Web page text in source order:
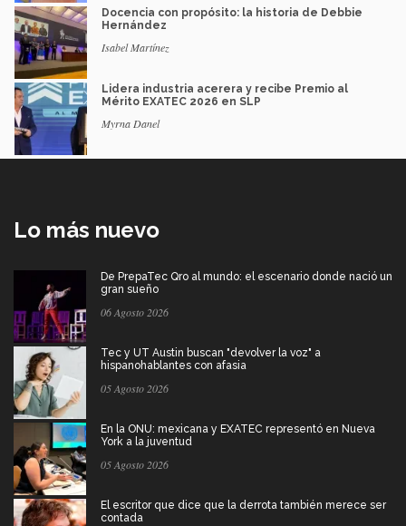
Docencia con propósito: la historia de Debbie
Hernández
Isabel Martínez
Lidera industria acerera y recibe Premio al
Mérito EXATEC 2026 en SLP
Myrna Danel
Lo más nuevo
De PrepaTec Qro al mundo: el escenario donde nació un
gran sueño
06 Agosto 2026
Tec y UT Austin buscan "devolver la voz" a
hispanohablantes con afasia
05 Agosto 2026
En la ONU: mexicana y EXATEC representó en Nueva
York a la juventud
05 Agosto 2026
El escritor que dice que la derrota también merece ser
contada